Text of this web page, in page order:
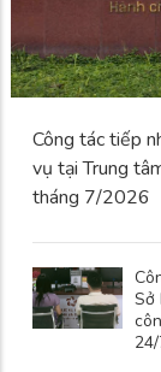
Công tác tiếp
vụ tại Trung
tháng 7/2026
Sở